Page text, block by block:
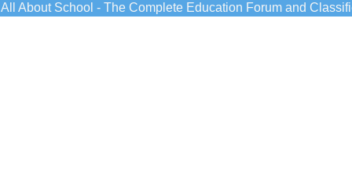
All About School - The Complete Education Forum and